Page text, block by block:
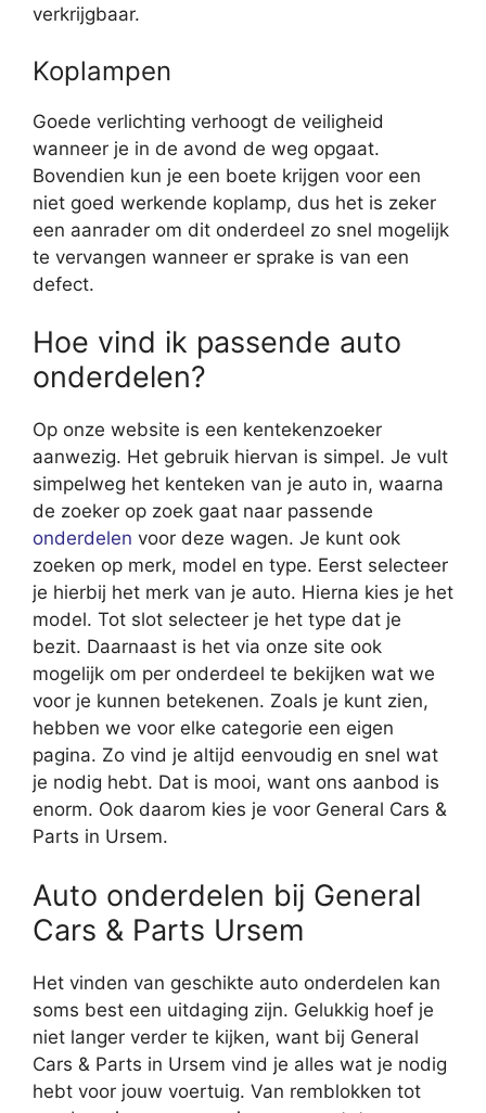
verkrijgbaar.
Koplampen
Goede verlichting verhoogt de veiligheid
wanneer je in de avond de weg opgaat.
Bovendien kun je een boete krijgen voor een
niet goed werkende koplamp, dus het is zeker
een aanrader om dit onderdeel zo snel mogelijk
te vervangen wanneer er sprake is van een
defect.
Hoe vind ik passende auto
onderdelen?
Op onze website is een kentekenzoeker
aanwezig. Het gebruik hiervan is simpel. Je vult
simpelweg het kenteken van je auto in, waarna
de zoeker op zoek gaat naar passende
onderdelen voor deze wagen. Je kunt ook
zoeken op merk, model en type. Eerst selecteer
je hierbij het merk van je auto. Hierna kies je het
model. Tot slot selecteer je het type dat je
bezit. Daarnaast is het via onze site ook
mogelijk om per onderdeel te bekijken wat we
voor je kunnen betekenen. Zoals je kunt zien,
hebben we voor elke categorie een eigen
pagina. Zo vind je altijd eenvoudig en snel wat
je nodig hebt. Dat is mooi, want ons aanbod is
enorm. Ook daarom kies je voor General Cars &
Parts in Ursem.
Auto onderdelen bij General
Cars & Parts Ursem
Het vinden van geschikte auto onderdelen kan
soms best een uitdaging zijn. Gelukkig hoef je
niet langer verder te kijken, want bij General
Cars & Parts in Ursem vind je alles wat je nodig
hebt voor jouw voertuig. Van remblokken tot